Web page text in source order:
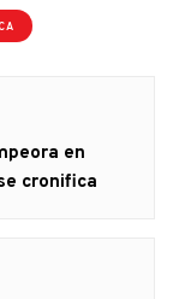
en
cronifica